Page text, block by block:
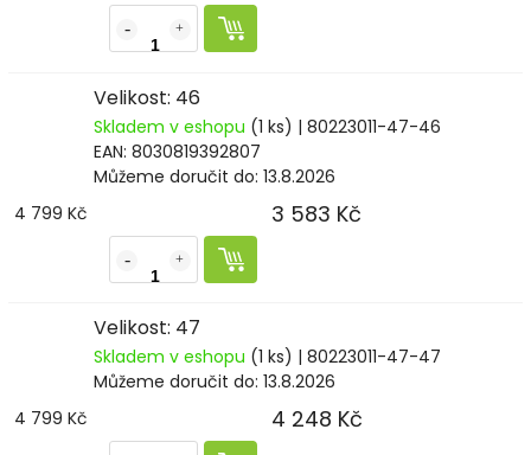
Velikost: 46
Skladem v eshopu (1 ks) | 80223011-47-46
EAN: 8030819392807
Můžeme doručit do: 13.8.2026
4 799 Kč
3 583 Kč
Velikost: 47
Skladem v eshopu (1 ks) | 80223011-47-47
Můžeme doručit do: 13.8.2026
4 799 Kč
4 248 Kč